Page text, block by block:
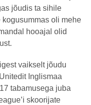
jõudis ta sihile
oli mehe
hooajal olid
vaikselt jõudu
Inglismaa
tabamusega juba
skoorijate